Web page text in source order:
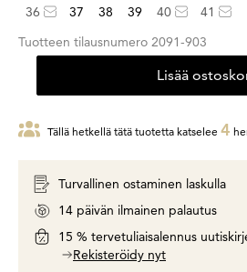
36 37 38 39 40
41
Tuotteen tilausnumero 2091-903
Lisää
Tällä hetkellä tätä tuotetta katselee 4
Turvallinen ostaminen laskulla
14 päivän ilmainen palautus
15 % tervetuliaisalennus
Rekisteröidy nyt